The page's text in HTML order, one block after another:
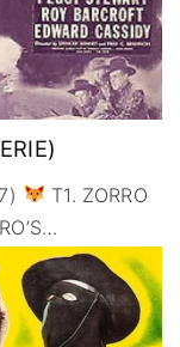
T1. ZORRO
…